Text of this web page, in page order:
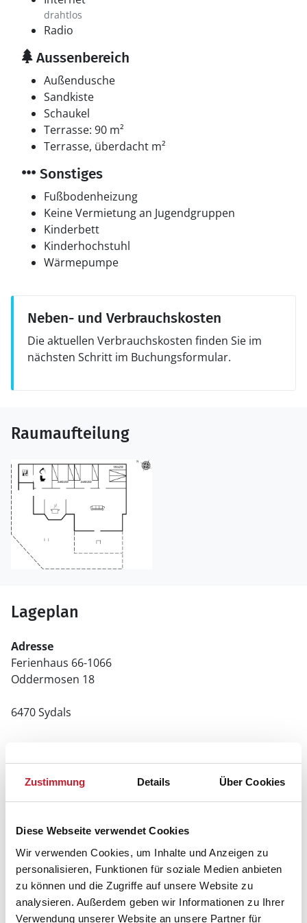
Zustimmung Details Über Cookies
Diese Webseite verwendet Cookies
Wir verwenden Cookies, um Inhalte und Anzeigen zu
personalisieren, Funktionen für soziale Medien anbieten
zu können und die Zugriffe auf unsere Website zu
analysieren. Außerdem geben wir Informationen zu Ihrer
Verwendung unserer Website an unsere Partner für
drahtlos
Radio
Aussenbereich
Außendusche
Sandkiste
Schaukel
Terrasse: 90 m²
Terrasse, überdacht m²
Sonstiges
Fußbodenheizung
Keine Vermietung an Jugendgruppen
Kinderbett
Kinderhochstuhl
Wärmepumpe
Neben- und Verbrauchskosten
Die aktuellen Verbrauchskosten finden Sie im
nächsten Schritt im Buchungsformular.
Raumaufteilung
Lageplan
Adresse
Ferienhaus 66-1066
Oddermosen 18
6470 Sydals